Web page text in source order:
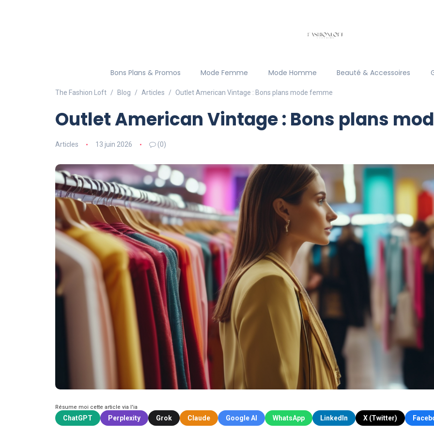
Bons Plans & Promos Mode Femme Mode Homme Beauté & Accessoires
The Fashion Loft Blog Articles Outlet American Vintage : Bons plans mode femme
Outlet American Vintage : Bons plans
Articles 13 juin 2026 (0)
Résume moi cette article via l'ia
ChatGPT Perplexity Grok Claude Google AI WhatsApp LinkedIn X (Twitter)